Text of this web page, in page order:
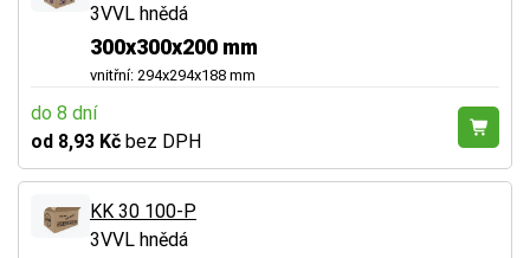
3VVL hnědá
300x300x200 mm
vnitřní: 294x294x188 mm
do 8 dní
od 8,93 Kč bez DPH
KK 30 100-P
3VVL hnědá